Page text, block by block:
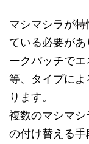
マシマシラが
ている必要が
ークパッチで
等、タイプに
ります。
複数のマシマ
の付け替える手